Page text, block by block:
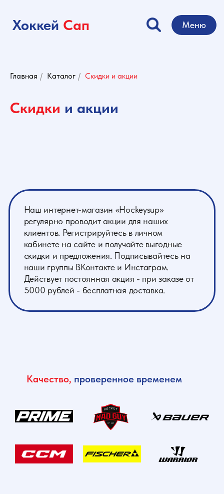
Хоккей Сап
Главная / Каталог / Скидки и акции
Скидки и акции
наши группы ВКонтакте и Инстаграм.
5000 рублей - бесплатная доставка.
Качество, проверенное временем